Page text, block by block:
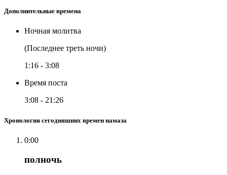
Дополнительные времена
Ночная молитва
(Последнее треть ночи)
1:16 - 3:08
Время поста
3:08 - 21:26
Хронология сегодняшних времен намаза
0:00
полночь